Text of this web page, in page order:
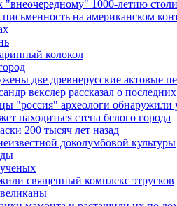
"внеочередному" 1000-летию
на американском
колокол
две древнерусские актовые
векслер рассказал о
"россия" археологи обнаружили
находиться стена белого города
200 тысяч лет назад
доколумбовой культуры
ученых
священный комплекс этрусков